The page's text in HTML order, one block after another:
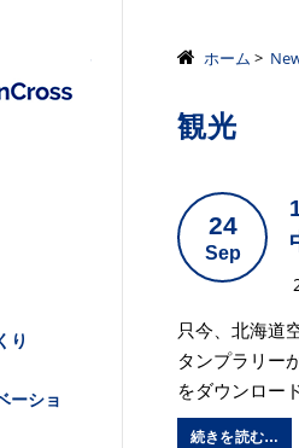
株式会社ノー
り
ーショ
ホーム >
観光
24
Sep
只今、北海道
タンプラリー
をダウンロー
続きを読む…